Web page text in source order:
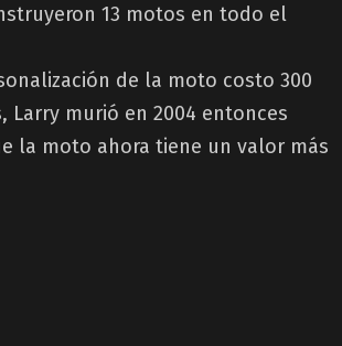
13 motos en todo el
de la moto costo 300
Larry murió en 2004 entonces
la moto ahora tiene un valor más